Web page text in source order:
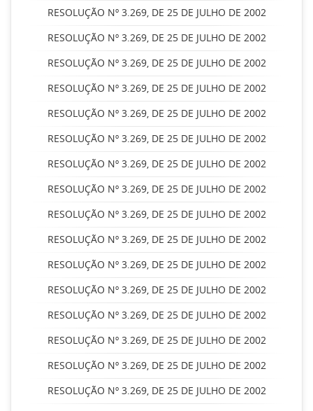
RESOLUÇÃO Nº 3.269, DE 25 DE JULHO DE 2002
RESOLUÇÃO Nº 3.269, DE 25 DE JULHO DE 2002
RESOLUÇÃO Nº 3.269, DE 25 DE JULHO DE 2002
RESOLUÇÃO Nº 3.269, DE 25 DE JULHO DE 2002
RESOLUÇÃO Nº 3.269, DE 25 DE JULHO DE 2002
RESOLUÇÃO Nº 3.269, DE 25 DE JULHO DE 2002
RESOLUÇÃO Nº 3.269, DE 25 DE JULHO DE 2002
RESOLUÇÃO Nº 3.269, DE 25 DE JULHO DE 2002
RESOLUÇÃO Nº 3.269, DE 25 DE JULHO DE 2002
RESOLUÇÃO Nº 3.269, DE 25 DE JULHO DE 2002
RESOLUÇÃO Nº 3.269, DE 25 DE JULHO DE 2002
RESOLUÇÃO Nº 3.269, DE 25 DE JULHO DE 2002
RESOLUÇÃO Nº 3.269, DE 25 DE JULHO DE 2002
RESOLUÇÃO Nº 3.269, DE 25 DE JULHO DE 2002
RESOLUÇÃO Nº 3.269, DE 25 DE JULHO DE 2002
RESOLUÇÃO Nº 3.269, DE 25 DE JULHO DE 2002